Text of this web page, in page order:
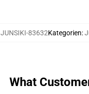
JUNSIKI-83632Kategorien:
What